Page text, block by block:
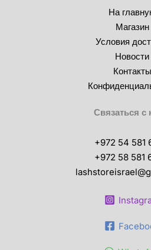
На
Магазин
Условия
Новости
Контакты
Связаться с
+972 54 581
+972 58 581